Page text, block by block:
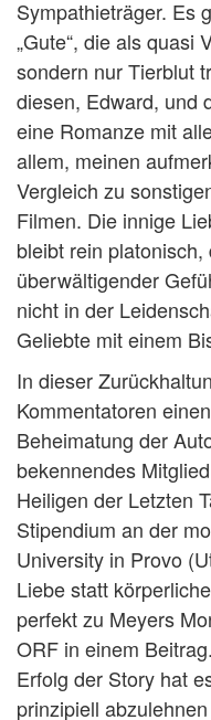
Sympathieträger. Es
„Gute“, die als quasi
sondern nur Tierblut
diesen, Edward, und
eine Romanze mit
allem, meinen
Vergleich zu
Filmen. Die innige
bleibt rein
überwältigender
nicht in der
Geliebte mit einem
In dieser
Kommentatoren
Beheimatung der
bekennendes
Heiligen der Letzten
Stipendium an der
University in Provo
Liebe statt
perfekt zu Meyers
ORF in einem
Erfolg der Story hat
prinzipiell